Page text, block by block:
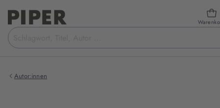
Suchbegriff
eingeben
Autor:innen